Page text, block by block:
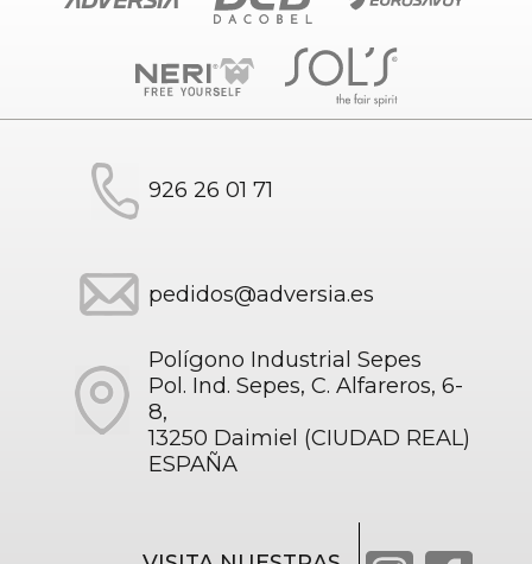
926 26 01 71
pedidos@adversia.es
Polígono Industrial Sepes
Pol. Ind. Sepes, C. Alfareros, 6-
8,
13250 Daimiel (CIUDAD REAL)
ESPAÑA